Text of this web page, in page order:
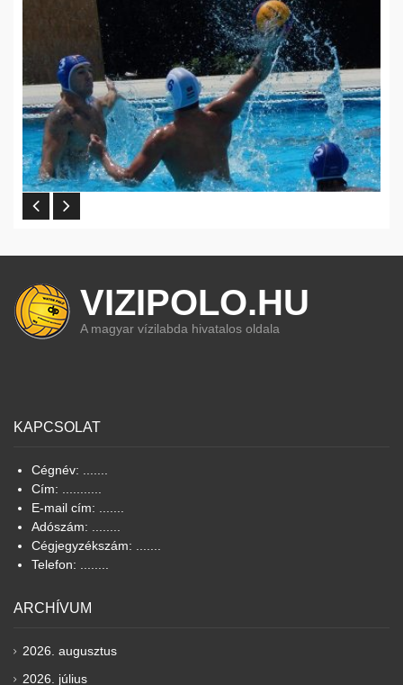
VIZIPOLO.HU
A magyar vízilabda hivatalos oldala
KAPCSOLAT
Cégnév: .......
Cím: ...........
E-mail cím: .......
Adószám: ........
Cégjegyzékszám: .......
Telefon: ........
ARCHÍVUM
2026. augusztus
2026. július